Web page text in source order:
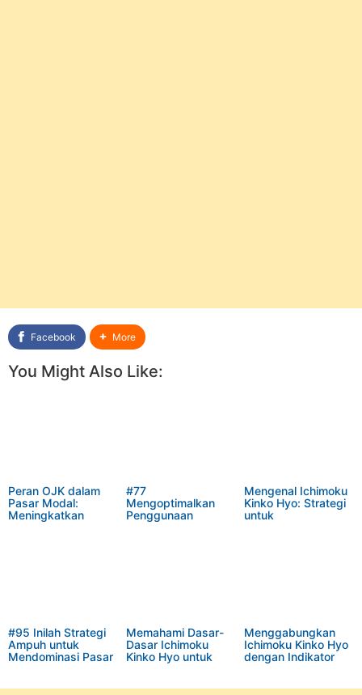
Facebook More
You Might Also Like:
Peran OJK dalam
Pasar Modal:
Meningkatkan
#77
Mengoptimalkan
Penggunaan
Mengenal Ichimoku
Kinko Hyo: Strategi
untuk
#95 Inilah Strategi
Ampuh untuk
Mendominasi Pasar
Memahami Dasar-
Dasar Ichimoku
Kinko Hyo untuk
Menggabungkan
Ichimoku Kinko Hyo
dengan Indikator